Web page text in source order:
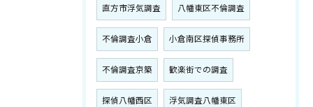
直方市浮気調査 八幡東区不倫調査
不倫調査小倉 小倉南区探偵事務所
不倫調査京築 歓楽街での調査
探偵八幡西区 浮気調査八幡東区